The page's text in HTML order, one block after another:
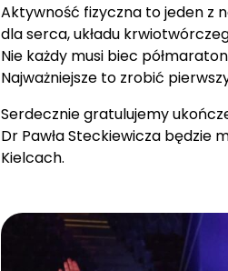
Aktywność fizyczna to jeden z
dla serca, układu
Nie każdy musi biec
Najważniejsze to zrobić
Serdecznie gratulujemy
Dr Pawła Steckiewicza będzie
Kielcach.